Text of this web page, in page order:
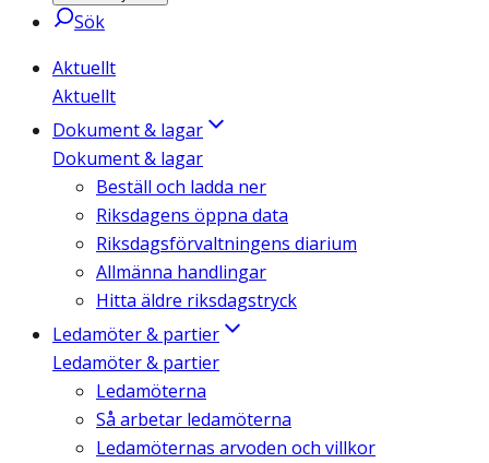
Sök
Aktuellt
Aktuellt
Dokument & lagar
Dokument & lagar
Beställ och ladda ner
Riksdagens öppna data
Riksdagsförvaltningens diarium
Allmänna handlingar
Hitta äldre riksdagstryck
Ledamöter & partier
Ledamöter & partier
Ledamöterna
Så arbetar ledamöterna
Ledamöternas arvoden och villkor